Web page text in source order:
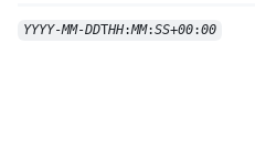
YYYY-MM-DDTHH:MM:SS+00:00